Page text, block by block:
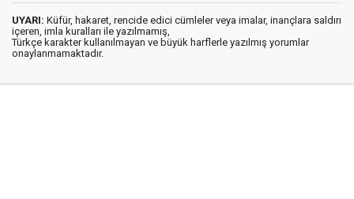
UYARI: Küfür, hakaret, rencide edici cümleler veya imalar, inançlara saldırı
içeren, imla kuralları ile yazılmamış,
Türkçe karakter kullanılmayan ve büyük harflerle yazılmış yorumlar
onaylanmamaktadır.